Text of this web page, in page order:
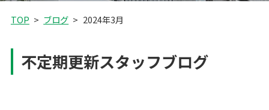
TOP ブログ 2024年3月
不定期更新スタッフブログ